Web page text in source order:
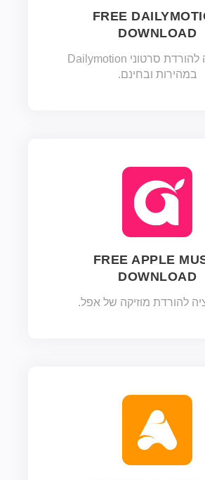
FREE
DOWNLOAD
אפליקציה להורדת סרטוני Dailymotion
במהירות ובחינם.
FREE APPLE
DOWNLOAD
להורדת מוזיקה של אפל.